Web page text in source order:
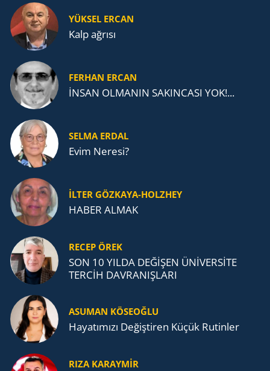
YÜKSEL ERCAN
Kalp ağrısı
FERHAN ERCAN
İNSAN OLMANIN SAKINCASI YOK!...
SELMA ERDAL
Evim Neresi?
İLTER GÖZKAYA-HOLZHEY
HABER ALMAK
RECEP ÖREK
SON 10 YILDA DEĞİŞEN ÜNİVERSİTE
TERCİH DAVRANIŞLARI
ASUMAN KÖSEOĞLU
Ha­ya­tı­mı­zı De­ğiş­ti­ren Küçük Ru­tin­ler
RIZA KARAYMIR